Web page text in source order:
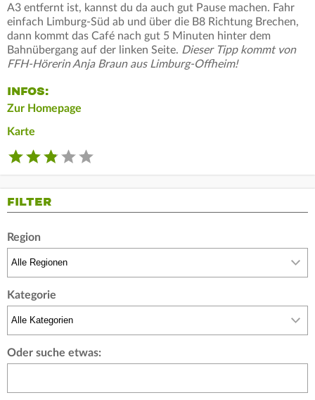
A3 entfernt ist, kannst du da auch gut Pause machen. Fahr
einfach Limburg-Süd ab und über die B8 Richtung Brechen,
dann kommt das Café nach gut 5 Minuten hinter dem
Bahnübergang auf der linken Seite. Dieser Tipp kommt von
FFH-Hörerin Anja Braun aus Limburg-Offheim!
INFOS:
Zur Homepage
Karte
FILTER
Region
Kategorie
Oder suche etwas: